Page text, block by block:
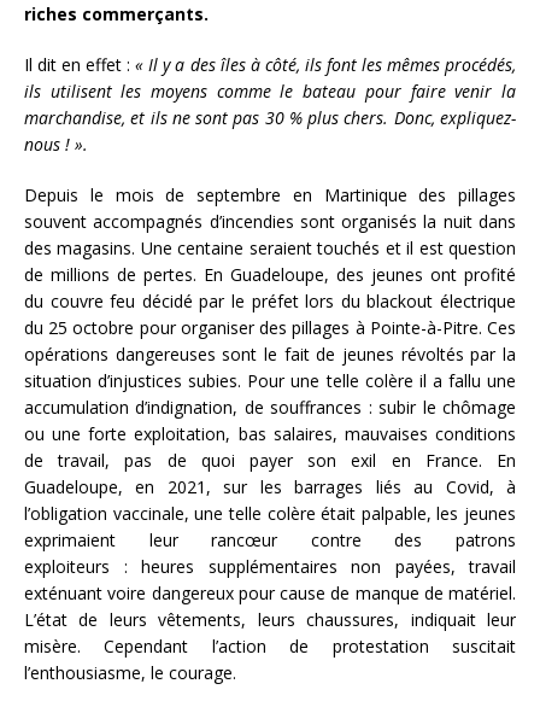
riches commerçants.
Il dit en effet :« Il y a des îles à côté, ils font les mêmes procédés,
ils utilisent les moyens comme le bateau pour faire venir la
marchandise, et ils ne sont pas 30 % plus chers. Donc, expliquez-
nous ! ».
Depuis le mois de septembre en Martinique des pillages
souvent accompagnés d’incendies sont organisés la nuit dans
des magasins. Une centaine seraient touchés et il est question
de millions de pertes. En Guadeloupe, des jeunes ont profité
du couvre feu décidé par le préfet lors du blackout électrique
du 25 octobre pour organiser des pillages à Pointe-à-Pitre. Ces
opérations dangereuses sont le fait de jeunes révoltés par la
situation d’injustices subies. Pour une telle colère il a fallu une
accumulation d’indignation, de souffrances : subir le chômage
ou une forte exploitation, bas salaires, mauvaises conditions
de travail, pas de quoi payer son exil en France. En
Guadeloupe, en 2021, sur les barrages liés au Covid, à
l’obligation vaccinale, une telle colère était palpable, les jeunes
exprimaient leur rancœur contre des patrons
exploiteurs : heures supplémentaires non payées, travail
exténuant voire dangereux pour cause de manque de matériel.
L’état de leurs vêtements, leurs chaussures, indiquait leur
misère. Cependant l’action de protestation suscitait
l’enthousiasme, le courage.